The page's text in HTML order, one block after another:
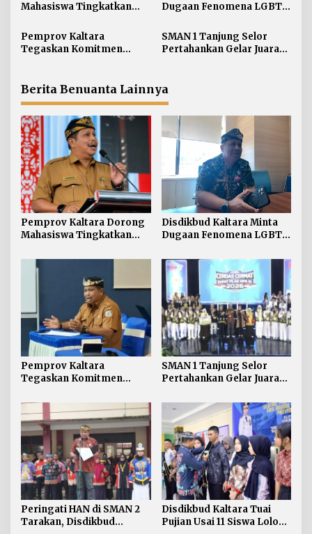
p
o
s
Mahasiswa Tingkatkan
Kampus
Dugaan Fenomena LGBT
Disikapi dengan
Pengawasan dan
Pemprov Kaltara
Tegaskan Komitmen
Nunukan Secara Bertahap
SMAN 1 Tanjung Selor
Pertahankan Gelar Juara
Berita Benuanta Lainnya
Pemprov Kaltara Dorong
Mahasiswa Tingkatkan
Kampus
Disdikbud Kaltara Minta
Dugaan Fenomena LGBT
Disikapi dengan
Pengawasan dan
Pendampingan
Pemprov Kaltara
Tegaskan Komitmen
Prasarana SLB Negeri
Nunukan Secara Bertahap
SMAN 1 Tanjung Selor
Pertahankan Gelar Juara
Tingkat Kaltara
Peringati HAN di SMAN 2
Tarakan, Disdikbud
Disdikbud Kaltara Tuai
Pujian Usai 11 Siswa Lolos